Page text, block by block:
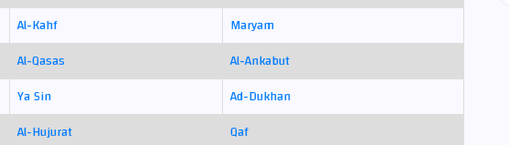
Al-Kahf
Maryam
Al-Qasas
Al-Ankabut
Ya Sin
Ad-Dukhan
Al-Hujurat
Qaf